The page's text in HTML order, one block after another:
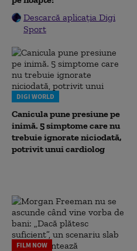
Descarcă aplicația Digi
Sport
DIGI WORLD
Canicula pune presiune pe
inimă. 5 simptome care nu
trebuie ignorate niciodată,
potrivit unui cardiolog
FILM NOW